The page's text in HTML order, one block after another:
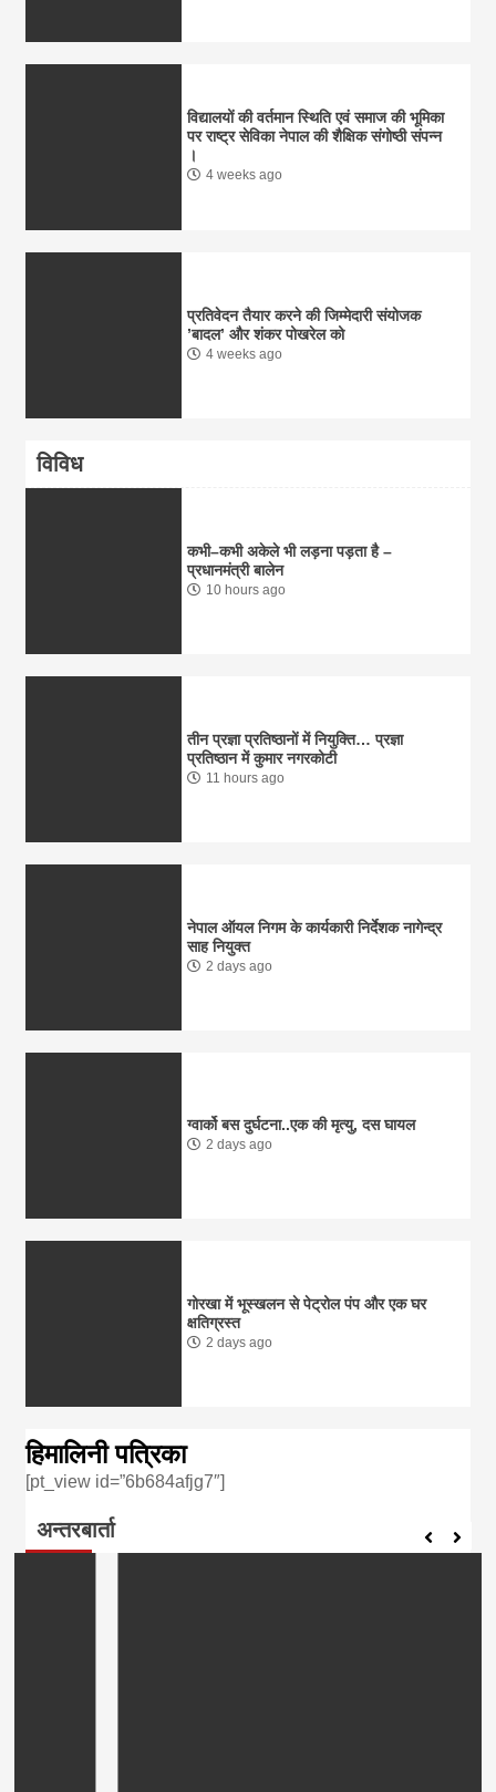
विद्यालयों की वर्तमान स्थिति एवं समाज की भूमिका
पर राष्ट्र सेविका नेपाल की शैक्षिक संगोष्ठी संपन्न
।
4 weeks ago
प्रतिवेदन तैयार करने की जिम्मेदारी संयोजक
’बादल’ और शंकर पोखरेल को
4 weeks ago
विविध
कभी–कभी अकेले भी लड़ना पड़ता है –
प्रधानमंत्री बालेन
10 hours ago
तीन प्रज्ञा प्रतिष्ठानों में नियुक्ति… प्रज्ञा
प्रतिष्ठान में कुमार नगरकोटी
11 hours ago
नेपाल ऑयल निगम के कार्यकारी निर्देशक नागेन्द्र
साह नियुक्त
2 days ago
ग्वार्को बस दुर्घटना..एक की मृत्यु, दस घायल
2 days ago
गोरखा में भूस्खलन से पेट्रोल पंप और एक घर
क्षतिग्रस्त
2 days ago
हिमालिनी पत्रिका
[pt_view id=”6b684afjg7″]
अन्तरबार्ता